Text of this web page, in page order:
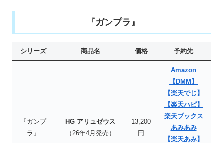
『ガンプラ』
シリーズ 商品名 価格 予約先
『ガンプ
ラ』
HG アリュゼウス
（26年4月発売）
13,200
円
Amazon
【DMM】
【楽天でじ】
【楽天ハピ】
楽天ブックス
あみあみ
【楽天あみ】